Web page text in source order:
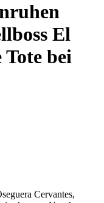
El
Tote bei
Cervantes,